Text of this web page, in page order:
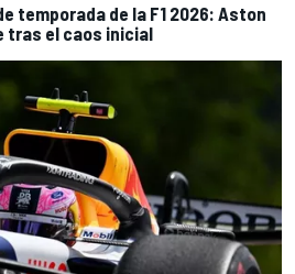
temporada de la F1 2026: Aston
tras el caos inicial